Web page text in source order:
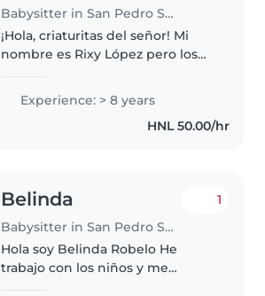
Babysitter in San Pedro Sula
¡Hola, criaturitas del señor! Mi
nombre es Rixy López pero los
quieran. He querido aplicar a
este puesto ya que considero
tener las aptitudes y cualidades..
Experience: > 8 years
HNL 50.00/hr
Belinda
Babysitter in San Pedro Sula
1
Hola soy Belinda Robelo He
trabajo con los niños y me